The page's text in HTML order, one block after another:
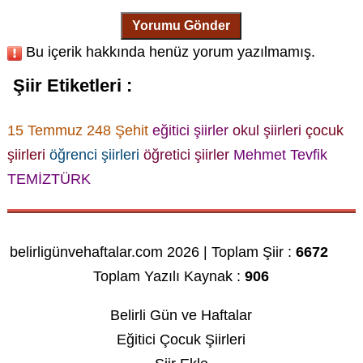
Yorumu Gönder
Bu içerik hakkında henüz yorum yazılmamış.
Şiir Etiketleri :
15 Temmuz 248 Şehit eğitici şiirler okul şiirleri çocuk
şiirleri öğrenci şiirleri öğretici şiirler Mehmet Tevfik
TEMİZTÜRK
belirligünvehaftalar.com 2026 | Toplam Şiir :6672
Toplam Yazılı Kaynak :906
Belirli Gün ve Haftalar
Eğitici Çocuk Şiirleri